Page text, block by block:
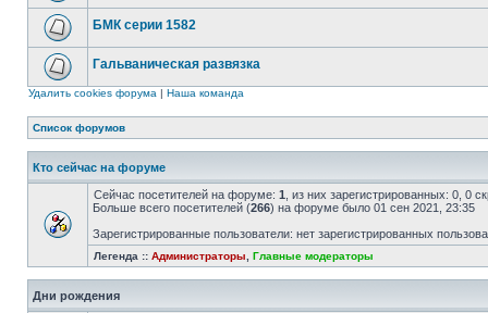
БМК серии 1582
Гальваническая развязка
Удалить cookies форума | Наша команда
Список форумов
Кто сейчас на форуме
Сейчас посетителей на форуме: 1 , из них зарегистрированных: 0, 0
Больше всего посетителей (266) на форуме было 01 сен 2021, 23:35
Зарегистрированные пользователи: нет зарегистрированных
Легенда :: Администраторы Главные модераторы
Дни рождения